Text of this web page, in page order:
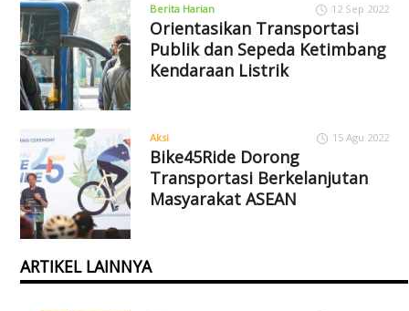
Berita Harian 12 Sep 2022
Orientasikan Transportasi
Publik dan Sepeda Ketimbang
Kendaraan Listrik
Aksi 15 Agu 2022
Bike45Ride Dorong
Transportasi Berkelanjutan
Masyarakat ASEAN
ARTIKEL LAINNYA